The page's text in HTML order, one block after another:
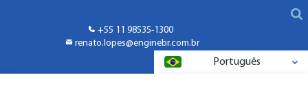
+55 11 98535-1300
renato.lopes@enginebr.com.br
Português